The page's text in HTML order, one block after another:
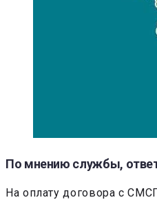
По мнению службы,
На оплату договора с